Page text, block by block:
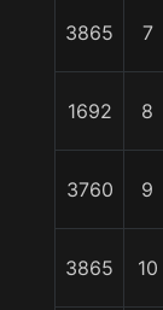
3865 7
1692 8
3760 9
3865 10